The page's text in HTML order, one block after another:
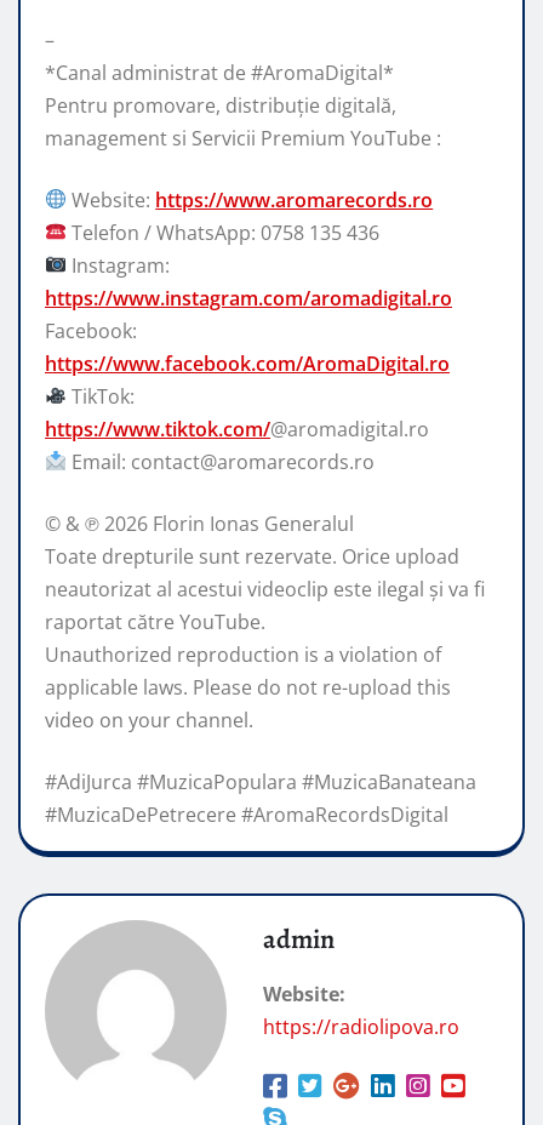
–
*Canal administrat de #AromaDigital*
Pentru promovare, distribuție digitală,
management si Servicii Premium YouTube :
Website: https://www.aromarecords.ro
Telefon / WhatsApp: 0758 135 436
Instagram:
https://www.instagram.com/aromadigital.ro
Facebook:
https://www.facebook.com/AromaDigital.ro
TikTok:
https://www.tiktok.com/@aromadigital.ro
Email: contact@aromarecords.ro
© & ℗ 2026 Florin Ionas Generalul
Toate drepturile sunt rezervate. Orice upload
neautorizat al acestui videoclip este ilegal și va fi
raportat către YouTube.
Unauthorized reproduction is a violation of
applicable laws. Please do not re-upload this
video on your channel.
#AdiJurca #MuzicaPopulara #MuzicaBanateana
#MuzicaDePetrecere #AromaRecordsDigital
admin
Website:
https://radiolipova.ro